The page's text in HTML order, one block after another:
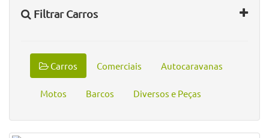
Filtrar Carros
Carros Comerciais Autocaravanas
Motos Barcos Diversos e Peças